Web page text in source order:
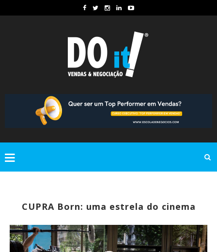
CUPRA Born: uma estrela do cinema